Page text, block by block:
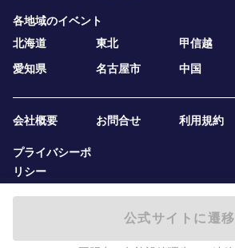
公式サイトに遷移
各地域のイベント
北海道
東北 甲信越
愛知県
名古屋市 中国
会社概要 お問合せ 利用規約
プライバシーポ
リシー